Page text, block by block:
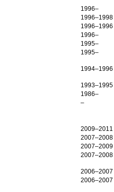
1996–
1996–1998
1996–1996
1996–
1995–
1995–
1994–1996
1993–1995
1986–
–
2009–2011
2007–2008
2007–2009
2007–2008
2006–2007
2006–2007